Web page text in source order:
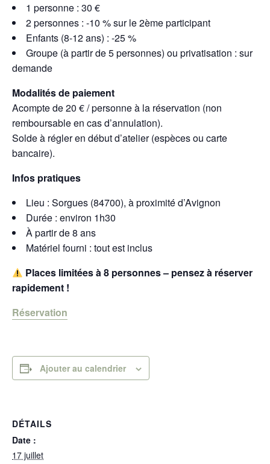
1 personne : 30 €
2 personnes : -10 % sur le 2ème participant
Enfants (8-12 ans) : -25 %
Groupe (à partir de 5 personnes) ou privatisation : sur
demande
Modalités de paiement
Acompte de 20 € / personne à la réservation (non
remboursable en cas d’annulation).
Solde à régler en début d’atelier (espèces ou carte
bancaire).
Infos pratiques
Lieu : Sorgues (84700), à proximité d’Avignon
Durée : environ 1h30
À partir de 8 ans
Matériel fourni : tout est inclus
Places limitées à 8 personnes – pensez à réserver
rapidement !
Réservation
Ajouter au calendrier
DÉTAILS
Date :
17 juillet